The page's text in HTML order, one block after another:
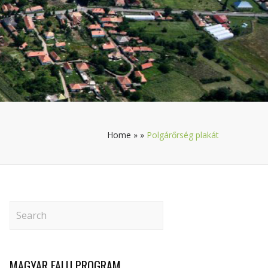
Home » » Polgárőrség plakát